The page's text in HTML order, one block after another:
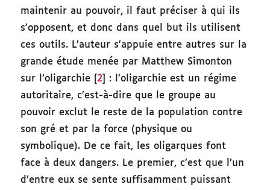
maintenir au pouvoir, il faut préciser à qui ils
s’opposent, et donc dans quel but ils utilisent
ces outils. L’auteur s’appuie entre autres sur la
grande étude menée par Matthew Simonton
sur l’oligarchie [ 2 ] : l’oligarchie est un régime
autoritaire, c’est-à-dire que le groupe au
pouvoir exclut le reste de la population contre
son gré et par la force (physique ou
symbolique). De ce fait, les oligarques font
face à deux dangers. Le premier, c’est que l’un
d’entre eux se sente suffisamment puissant